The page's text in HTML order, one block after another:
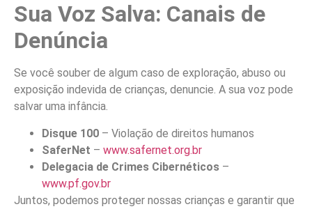
Sua Voz Salva: Canais de
Denúncia
Se você souber de algum caso de exploração, abuso ou
exposição indevida de crianças, denuncie. A sua voz pode
salvar uma infância.
Disque 100 – Violação de direitos humanos
SaferNet – www.safernet.org.br
Delegacia de Crimes Cibernéticos –
www.pf.gov.br
Juntos, podemos proteger nossas crianças e garantir que